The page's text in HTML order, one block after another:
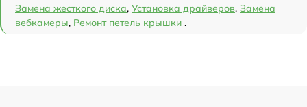
Замена жесткого диска, Установка драйверов, Замена
вебкамеры, Ремонт петель крышки .